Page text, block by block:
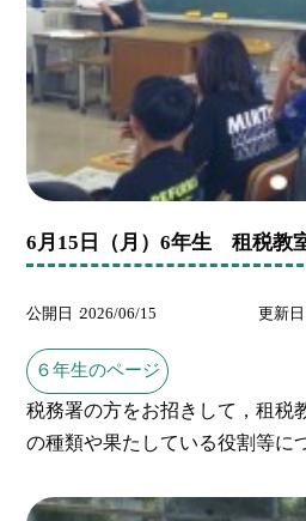
6月15日（月）6年生 租税教
公開日 2026/06/15 更新日
６年生のページ
税務署の方をお招きして，租税
の種類や果たしている役割等に